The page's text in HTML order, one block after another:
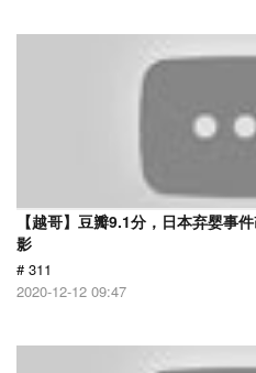
【越哥】豆瓣9.1分，日本弃婴事
影
# 311
2020-12-12 09:47